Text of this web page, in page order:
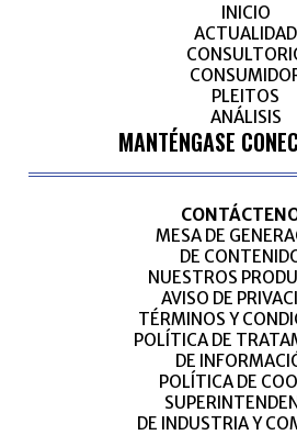
INICIO
ACTUALIDAD
PLEITOS
ANÁLISIS
MANTÉNGASE
MESA DE
DE
NUESTROS
AVISO DE
TÉRMINOS Y
POLÍTICA DE
DE
POLÍTICA DE
DE INDUSTRIA Y